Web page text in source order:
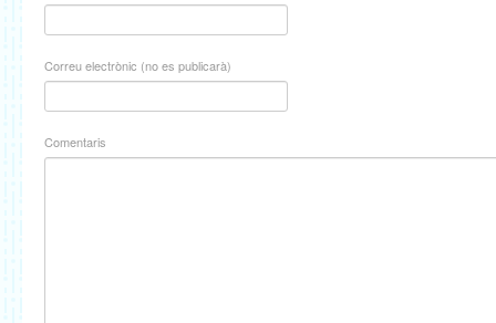
Correu electrònic (no es publicarà)
Comentaris